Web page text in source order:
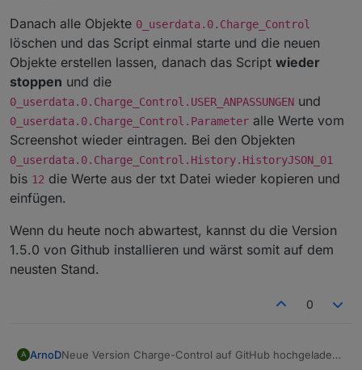
Danach alle Objekte 0_userdata.0.Charge_Control
löschen und das Script einmal starte und die neuen
Objekte erstellen lassen, danach das Script wieder
stoppen und die
0_userdata.0.Charge_Control.USER_ANPASSUNGEN und
0_userdata.0.Charge_Control.Parameter alle Werte vom
Screenshot wieder eintragen. Bei den Objekten
0_userdata.0.Charge_Control.History.HistoryJSON_01
bis 12 die Werte aus der txt Datei wieder kopieren und
einfügen.
Wenn du heute noch abwartest, kannst du die Version
1.5.0 von Github installieren und wärst somit auf dem
neusten Stand.
0
A ArnoDNeue Version Charge-Control auf GitHub hochgeladen.